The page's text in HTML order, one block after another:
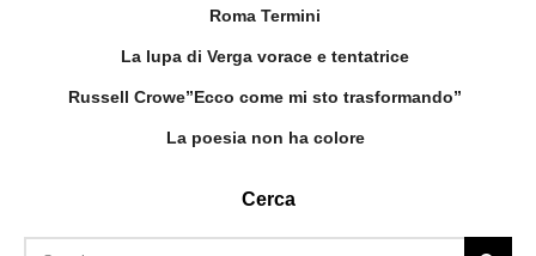
Roma Termini
La lupa di Verga vorace e tentatrice
Russell Crowe”Ecco come mi sto trasformando”
La poesia non ha colore
Cerca